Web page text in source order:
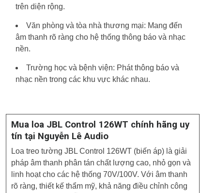
trên diện rộng.
Văn phòng và tòa nhà thương mại: Mang đến
âm thanh rõ ràng cho hệ thống thông báo và nhạc
nền.
Trường học và bệnh viện: Phát thông báo và
nhạc nền trong các khu vực khác nhau.
Mua loa JBL Control 126WT chính hãng uy
tín tại Nguyễn Lê Audio
Loa treo tường JBL Control 126WT (biến áp) là giải
pháp âm thanh phân tán chất lượng cao, nhỏ gọn và
linh hoạt cho các hệ thống 70V/100V. Với âm thanh
rõ ràng, thiết kế thẩm mỹ, khả năng điều chỉnh công